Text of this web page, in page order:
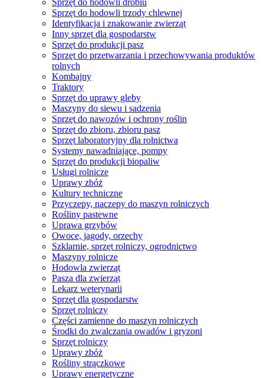
Sprzęt do hodowli drobiu
Sprzęt do hodowli trzody chlewnej
Identyfikacja i znakowanie zwierząt
Inny sprzęt dla gospodarstw
Sprzęt do produkcji pasz
Sprzęt do przetwarzania i przechowywania produktów
rolnych
Kombajny
Traktory
Sprzęt do uprawy gleby
Maszyny do siewu i sadzenia
Sprzęt do nawozów i ochrony roślin
Sprzęt do zbioru, zbioru pasz
Sprzęt laboratoryjny dla rolnictwa
Systemy nawadniające, pompy
Sprzęt do produkcji biopaliw
Usługi rolnicze
Uprawy zbóż
Kultury techniczne
Przyczepy, naczepy do maszyn rolniczych
Rośliny pastewne
Uprawa grzybów
Owoce, jagody, orzechy
Szklarnie, sprzęt rolniczy, ogrodnictwo
Maszyny rolnicze
Hodowla zwierząt
Pasza dla zwierząt
Lekarz weterynarii
Sprzęt dla gospodarstw
Sprzęt rolniczy
Części zamienne do maszyn rolniczych
Środki do zwalczania owadów i gryzoni
Sprzęt rolniczy
Uprawy zbóż
Rośliny strączkowe
Uprawy energetyczne